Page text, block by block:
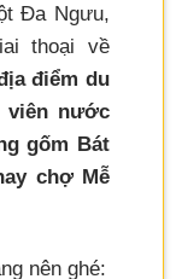
Đa Ngưu,
thoại về
điểm du
viên nước
gốm Bát
chợ Mễ
nên ghé: